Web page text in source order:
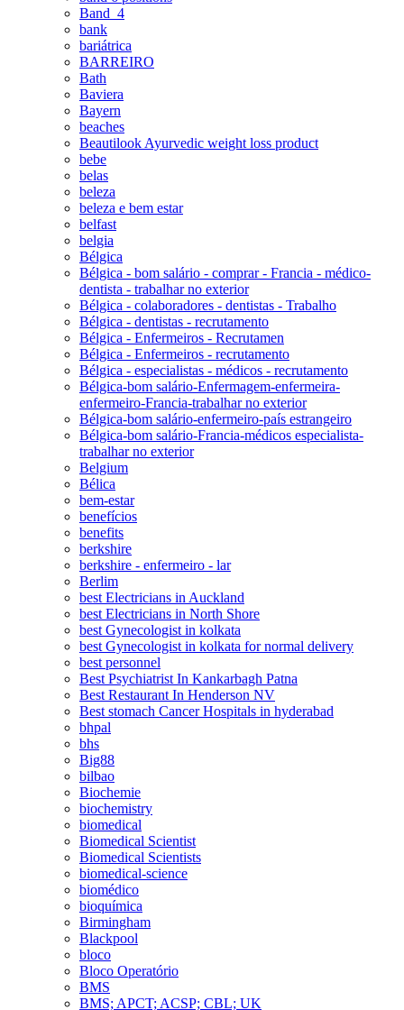
Band_4
bank
bariátrica
BARREIRO
Bath
Baviera
Bayern
beaches
Beautilook Ayurvedic weight loss product
bebe
belas
beleza
beleza e bem estar
belfast
belgia
Bélgica
Bélgica - bom salário - comprar - Francia - médico-
dentista - trabalhar no exterior
Bélgica - colaboradores - dentistas - Trabalho
Bélgica - dentistas - recrutamento
Bélgica - Enfermeiros - Recrutamen
Bélgica - Enfermeiros - recrutamento
Bélgica - especialistas - médicos - recrutamento
Bélgica-bom salário-Enfermagem-enfermeira-
enfermeiro-Francia-trabalhar no exterior
Bélgica-bom salário-enfermeiro-país estrangeiro
Bélgica-bom salário-Francia-médicos especialista-
trabalhar no exterior
Belgium
Bélica
bem-estar
benefícios
benefits
berkshire
berkshire - enfermeiro - lar
Berlim
best Electricians in Auckland
best Electricians in North Shore
best Gynecologist in kolkata
best Gynecologist in kolkata for normal delivery
best personnel
Best Psychiatrist In Kankarbagh Patna
Best Restaurant In Henderson NV
Best stomach Cancer Hospitals in hyderabad
bhpal
bhs
Big88
bilbao
Biochemie
biochemistry
biomedical
Biomedical Scientist
Biomedical Scientists
biomedical-science
biomédico
bioquímica
Birmingham
Blackpool
bloco
Bloco Operatório
BMS
BMS; APCT; ACSP; CBL; UK